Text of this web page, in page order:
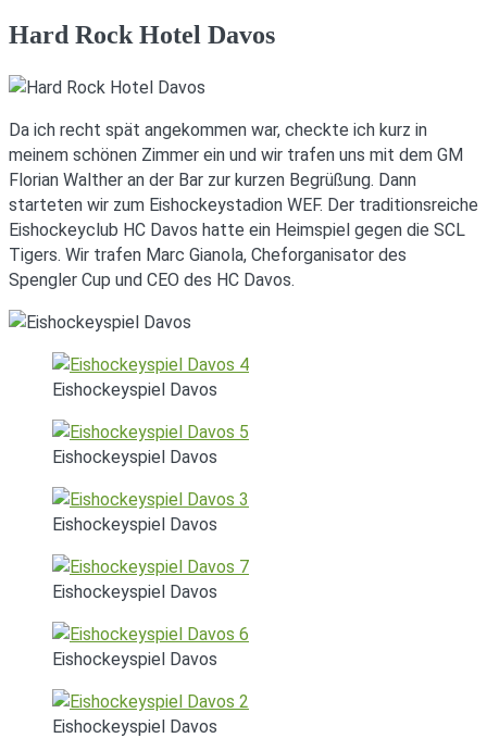
Hard Rock Hotel Davos
Da ich recht spät angekommen war, checkte ich kurz in
meinem schönen Zimmer ein und wir trafen uns mit dem GM
Florian Walther an der Bar zur kurzen Begrüßung. Dann
starteten wir zum Eishockeystadion WEF. Der traditionsreiche
Eishockeyclub HC Davos hatte ein Heimspiel gegen die SCL
Tigers. Wir trafen Marc Gianola, Cheforganisator des
Spengler Cup und CEO des HC Davos.
Eishockeyspiel Davos
Eishockeyspiel Davos
Eishockeyspiel Davos
Eishockeyspiel Davos
Eishockeyspiel Davos
Eishockeyspiel Davos